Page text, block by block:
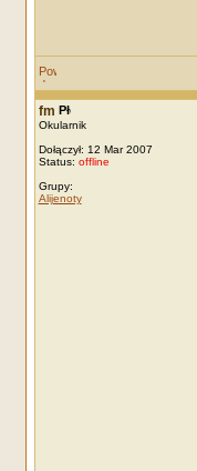
fm
Okularnik
Dołączył: 12 Mar 2007
Status: offline
Grupy:
Alijenoty